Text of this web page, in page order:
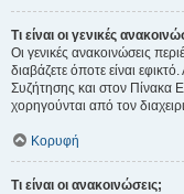
Τι είναι οι γενικές
Οι γενικές ανακοινώσεις
διαβάζετε όποτε είναι
Συζήτησης και στον Πίνακα
χορηγούνται από τον
Κορυφή
Τι είναι οι ανακοινώσεις;